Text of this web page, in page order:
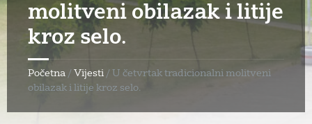
molitveni obilazak i litije
kroz selo.
Početna / Vijesti / U četvrtak tradicionalni molitveni
obilazak i litije kroz selo.